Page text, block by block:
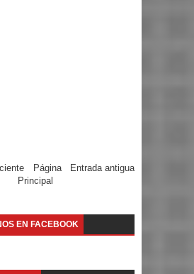
Entrada antigua
Página
Principal
EN FACEBOOK